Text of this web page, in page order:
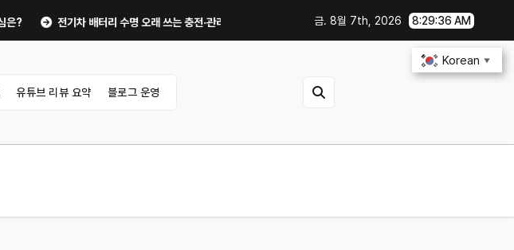
전기차 배터리 수명 오래 쓰는 충전·관리 습관｜주행거리 불안 줄이는 현실적인 방법 iOS 27·Android 17
금. 8월 7th, 2026 8:29:37 AM
유튜브 리뷰 요약 블로그 운영
Korean ▼